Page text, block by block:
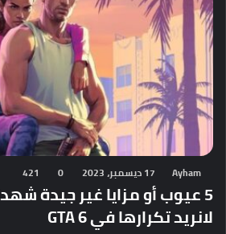
Ayham 17 ديسمبر، 2023 0
421
لانريد تكرارها في GTA 6